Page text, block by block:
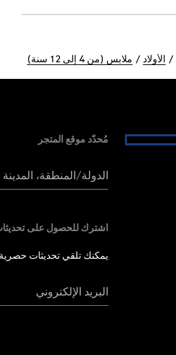
الأولاد ملابس (من 4 إلى 12 سنة)
مُحدّد موقع المتجر
الدولة/المنطقة، المدينة
اشترك للحصول على
يمكنك تلقي تحديثات
البريد الإلكتروني